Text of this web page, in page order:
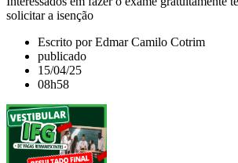
solicitar a isenção
Escrito por Edmar Camilo Cotrim
publicado
15/04/25
08h58